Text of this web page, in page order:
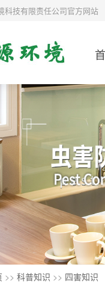
科技有限责任公司官方网站
>> 科普知识 >> 四害知识